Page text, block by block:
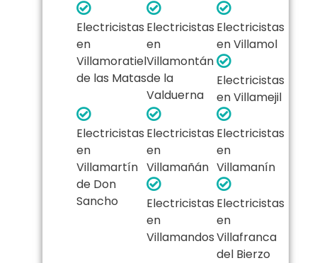
Electricistas
en
Villamoratiel
de las Matas
Electricistas
en
Villamontán
de la
Valduerna
Electricistas
en Villamol
Electricistas
en Villamejil
Electricistas
en
Villamartín
de Don
Sancho
Electricistas
en
Villamañán
Electricistas
en
Villamanín
Electricistas
en
Villamandos
Electricistas
en
Villafranca
del Bierzo